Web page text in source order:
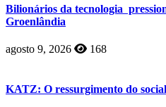
Bilionários da tecnologia
Groenlândia
agosto 9, 2026 168
KATZ: O ressurgimento do